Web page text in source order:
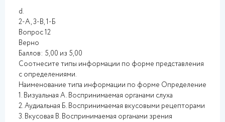
d.
2-А, 3-В, 1-Б
Вопрос 12
Верно
Баллов: 5,00 из 5,00
Соотнесите типы информации по форме представления
с определениями.
Наименование типа информации по форме Определение
1. Визуальная А. Воспринимаемая органами слуха
2. Аудиальная Б. Воспринимаемая вкусовыми рецепторами
3. Вкусовая В. Воспринимаемая органами зрения